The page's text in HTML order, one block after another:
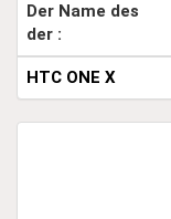
Der Name des
der :
HTC ONE X